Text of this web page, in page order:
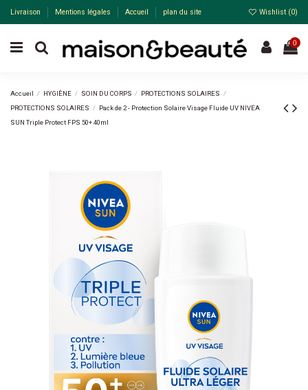
Livraison Mentions légales Accueil plan du site Wishlist (0)
0
Accueil HYGIÈNE SOIN DU CORPS
PROTECTIONS SOLAIRES
PROTECTIONS SOLAIRES
Pack de 2 - Protection Solaire Visage Fluide UV NIVEA
SUN Triple Protect FPS 50+ 40ml